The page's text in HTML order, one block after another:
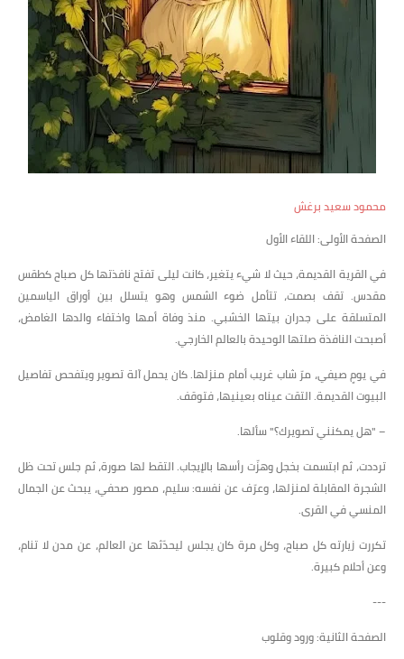
محمود سعيد برغش
الصفحة الأولى: اللقاء الأول
في القرية القديمة، حيث لا شيء يتغير، كانت ليلى تفتح نافذتها كل صباح كطقس
مقدس. تقف بصمت، تتأمل ضوء الشمس وهو يتسلل بين أوراق الياسمين
المتسلقة على جدران بيتها الخشبي. منذ وفاة أمها واختفاء والدها الغامض،
أصبحت النافذة صلتها الوحيدة بالعالم الخارجي.
في يومٍ صيفي، مرّ شاب غريب أمام منزلها. كان يحمل آلة تصوير ويتفحص تفاصيل
البيوت القديمة. التقت عيناه بعينيها، فتوقف.
– "هل يمكنني تصويرك؟" سألها.
ترددت، ثم ابتسمت بخجل وهزّت رأسها بالإيجاب. التقط لها صورة، ثم جلس تحت ظل
الشجرة المقابلة لمنزلها، وعرّف عن نفسه: سليم، مصور صحفي، يبحث عن الجمال
المنسي في القرى.
تكررت زيارته كل صباح، وكل مرة كان يجلس ليحدّثها عن العالم، عن مدن لا تنام،
وعن أحلام كبيرة.
---
الصفحة الثانية: ورود وقلوب